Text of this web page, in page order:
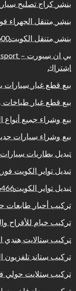
بنشر كراج تصليح
بنشر متنقل الجهراء
بنشر متنقل الكويت55336600
اشتراك
بيع قطع غيار سيارات
بيع قطع غيار طباخات
بيع وشراء جميع
بيع وشراء سيارات
تبديل بطاريات
تبديل تواير الكويت
تبديل تواير الكويت50996466
تركيب أحبار طابعات
تركيب خيام للأفراح
تركيب ستالايت هندي
تركيب ستاند تلفزيون
تركيب ستلايت حولي